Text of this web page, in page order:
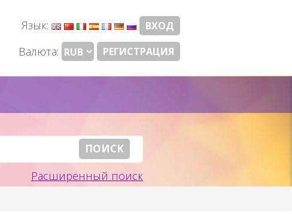
Язык:
ВХОД
Валюта: РЕГИСТРАЦИЯ
Расширенный поиск